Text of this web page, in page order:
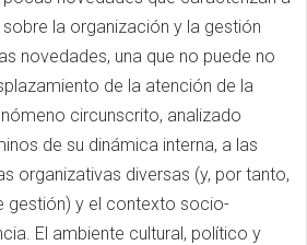
la organización y la gestión
novedades, una que no puede no
de la atención de la
circunscrito, analizado
de su dinámica interna, a las
organizativas diversas (y, por tanto,
gestión) y el contexto socio-
El ambiente cultural, político y